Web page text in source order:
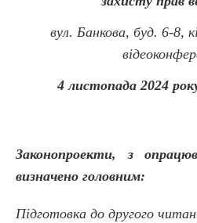
вул. Банкова, буд. 6-8,
4 листопада 2024
Законопроекти, з
визначено головним:
Підготовка до другого